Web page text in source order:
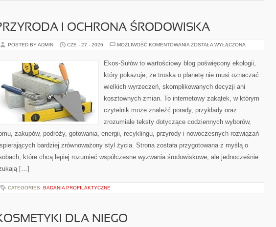
I OCHRONA ŚRODOWISKA
POSTED BY ADMIN CZE - 27 - 2026 MOŻLIWOŚĆ KOMENTOWANIA PRZYRODA
ŚRODOWISKA
ZOSTAŁA WYŁĄCZONA
Ekos-Sułów to wartościowy blog poświęcony ekologii,
który pokazuje, że troska o planetę nie musi oznaczać
wielkich wyrzeczeń, skomplikowanych decyzji ani
kosztownych zmian. To internetowy zakątek, w którym
czytelnik może znaleźć porady, przykłady oraz
zrozumiałe teksty dotyczące codziennych wyborów,
zakupów, podróży, gotowania, energii, recyklingu, przyrody i nowoczesnych rozwiązań
bardziej zrównoważony styl życia. Strona została przygotowana z myślą o
które chcą lepiej rozumieć współczesne wyzwania środowiskowe, ale jednocześnie
[…]
CATEGORIES: BADANIA PROFILAKTYCZNE
DLA NIEGO